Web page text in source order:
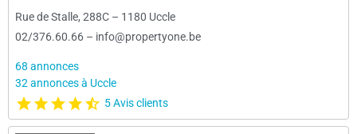
Rue de Stalle, 288C – 1180 Uccle
02/376.60.66 – info@propertyone.be
68 annonces
32 annonces à Uccle
5 Avis clients